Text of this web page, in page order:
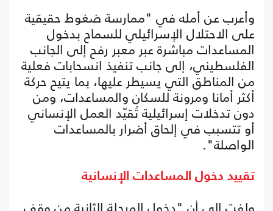
وأعرب عن أمله في "ممارسة ضغوط حقيقية
على الاحتلال الإسرائيلي للسماح بدخول
المساعدات مباشرة عبر معبر رفح إلى الجانب
الفلسطيني، إلى جانب تنفيذ انسحابات فعلية
من المناطق التي يسيطر عليها، بما يتيح حركة
أكثر أمانا ومرونة للسكان والمساعدات، ومن
دون تدخلات إسرائيلية تُقيّد العمل الإنساني
أو تتسبب في إلحاق أضرار بالمساعدات
الواصلة".
تقييد دخول المساعدات الإنسانية